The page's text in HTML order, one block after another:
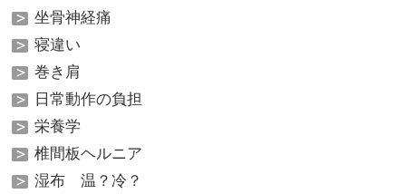
坐骨神経痛
寝違い
巻き肩
日常動作の負担
栄養学
椎間板ヘルニア
湿布 温？冷？